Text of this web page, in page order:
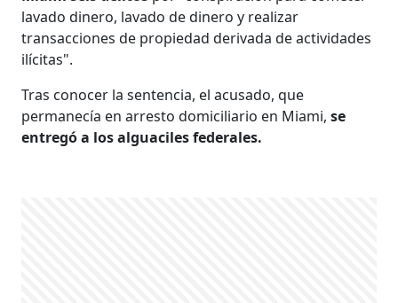
lavado dinero, lavado de dinero y realizar
transacciones de propiedad derivada de actividades
ilícitas".
Tras conocer la sentencia, el acusado, que
permanecía en arresto domiciliario en Miami,se
entregó a los alguaciles federales.